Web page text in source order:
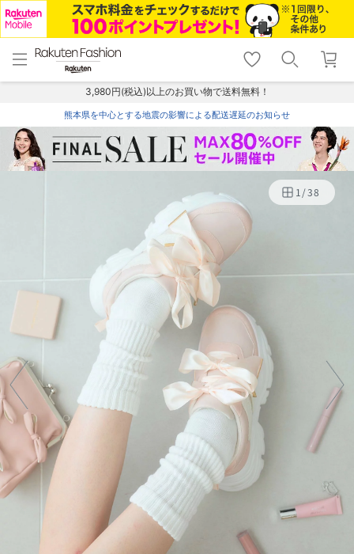
menu home
トップ
shopping_cart lock_outline
ログイン
3,980円(税込)以上のお買い物で送料無料！
熊本県を中心とする地震の影響による配送遅延のお知らせ
1/38